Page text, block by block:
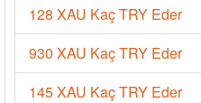
128 XAU Kaç TRY Eder
930 XAU Kaç TRY Eder
145 XAU Kaç TRY Eder